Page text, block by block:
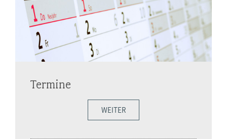
Termine
WEITER